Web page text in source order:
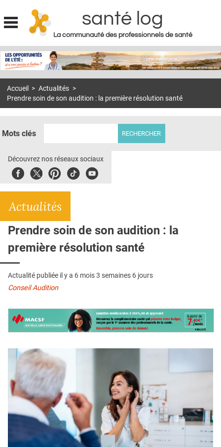
Jump to navigation
santé log
La communauté des professionnels de santé
MON COMPTE
S'ABONNER À LA REVUE SOIN À DOMICILE
DOSSIERS
E-REVUE SAD
L'APP
QUI SOMMES-NOUS ?
PUBLICITÉ
CONDITIONS GÉNÉRALES
CONTACT
Accueil > Actualités >
Prendre soin de son audition : la première résolution santé
Mots clés
Découvrez nos réseaux sociaux
FacebookTwitterPinterest
TiktokYoubute
Actualités
Prendre soin de son audition : la
première résolution santé
Actualité publiée il y a 6 mois 3 semaines 6 jours
Conseil Audition